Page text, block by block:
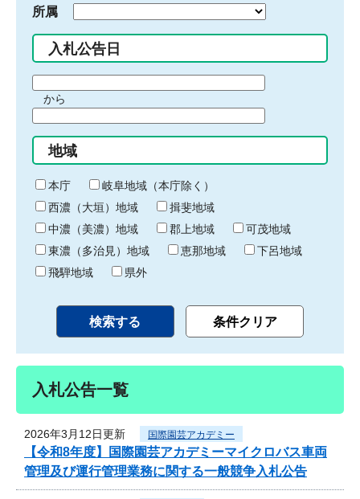
所属
入札公告日
間
始
り
から
間
終
わ
り
地域
本庁
岐阜地域（本庁除く）
西濃（大垣）地域
揖斐地域
中濃（美濃）地域
郡上地域
可茂地域
東濃（多治見）地域
恵那地域
下呂地域
飛騨地域
県外
入札公告一覧
2026年3月12日更新 国際園芸アカデミー
【令和8年度】国際園芸アカデミーマイクロバス車両
管理及び運行管理業務に関する一般競争入札公告